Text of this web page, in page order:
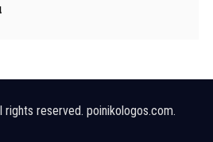
reserved. poinikologos.com.